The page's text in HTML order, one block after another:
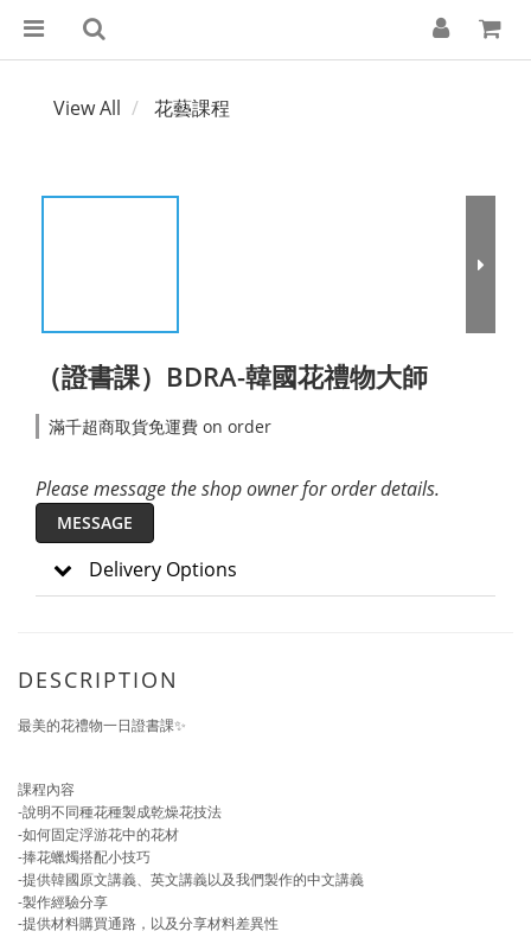
View All 花藝課程
（證書課）BDRA-韓國花禮物大師
滿千超商取貨免運費 on order
Please message the shop owner for order details.
MESSAGE
Delivery Options
DESCRIPTION
最美的花禮物一日證書課✨
課程內容
-說明不同種花種製成乾燥花技法
-如何固定浮游花中的花材
-捧花蠟燭搭配小技巧
-提供韓國原文講義、英文講義以及我們製作的中文講義
-製作經驗分享
-提供材料購買通路，以及分享材料差異性